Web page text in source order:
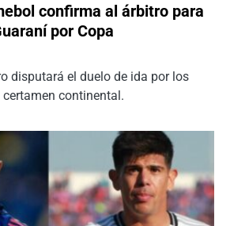
confirma al árbitro para
por Copa
disputará el duelo de ida por los
continental.